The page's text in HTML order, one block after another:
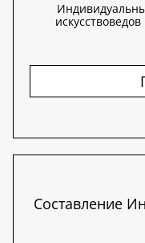
Составление